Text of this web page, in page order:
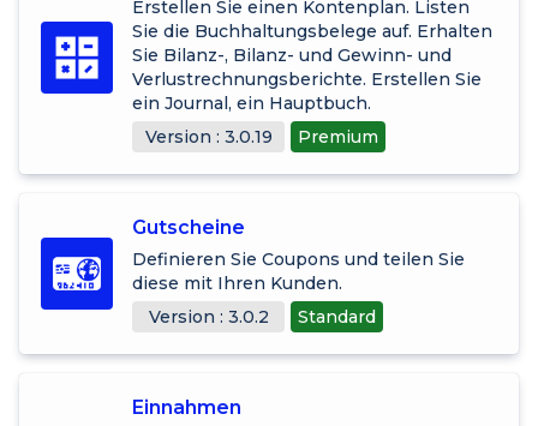
Erstellen Sie einen Kontenplan. Listen
Sie die Buchhaltungsbelege auf. Erhalten
Sie Bilanz-, Bilanz- und Gewinn- und
Verlustrechnungsberichte. Erstellen Sie
ein Journal, ein Hauptbuch.
Version : 3.0.19
Premium
Gutscheine
Definieren Sie Coupons und teilen Sie
diese mit Ihren Kunden.
Version : 3.0.2
Standard
Einnahmen